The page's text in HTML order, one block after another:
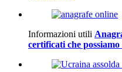
Informazioni utili
certificati che